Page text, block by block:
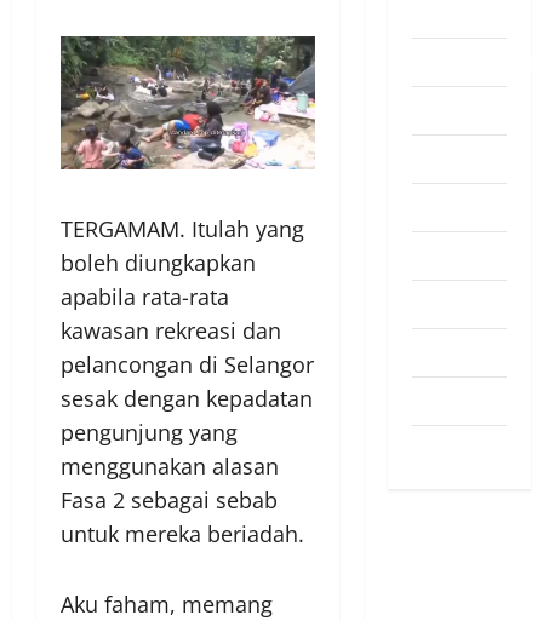
TERGAMAM. Itulah yang
boleh diungkapkan
apabila rata-rata
kawasan rekreasi dan
pelancongan di Selangor
sesak dengan kepadatan
pengunjung yang
menggunakan alasan
Fasa 2 sebagai sebab
untuk mereka beriadah.
Aku faham, memang